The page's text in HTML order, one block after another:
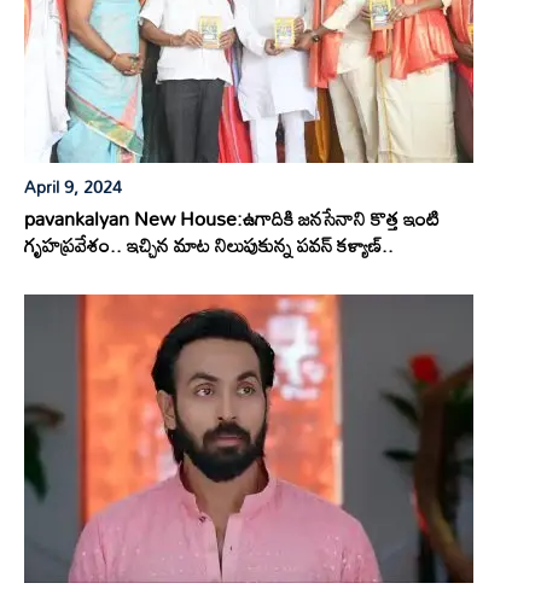
April 9, 2024
pavankalyan New House:ఉగాదికి జనసేనాని కొత్త ఇంటి
గృహప్రవేశం.. ఇచ్చిన మాట నిలుపుకున్న పవన్ కళ్యాణ్..